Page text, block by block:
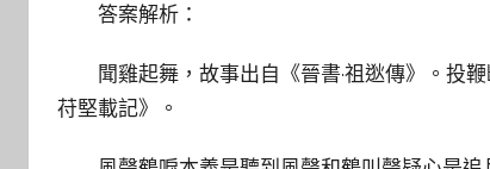
答案解析：
聞雞起舞，故事出自《晉書·祖逖傳》。投
苻堅載記》。